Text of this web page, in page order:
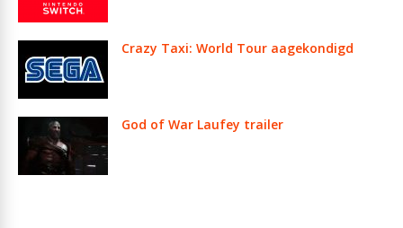
Crazy Taxi: World Tour aagekondigd
God of War Laufey trailer